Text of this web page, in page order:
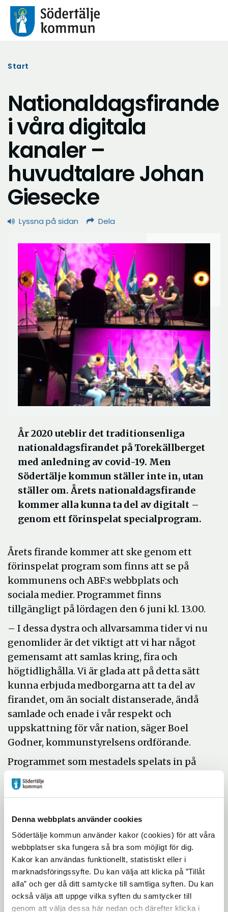
Denna webbplats använder cookies
Södertälje kommun använder kakor (cookies) för att våra
webbplatser ska fungera så bra som möjligt för dig.
Kakor kan användas funktionellt, statistiskt eller i
marknadsföringssyfte. Du kan välja att klicka på ”Tillåt
alla” och ger då ditt samtycke till samtliga syften. Du kan
också välja att uppge vilka syften du samtycker till
genom att välja dessa här nedan och därefter klicka i
Start
Nationaldagsfirande
i våra digitala
kanaler –
huvudtalare Johan
Giesecke
Lyssna på sidan Dela
År 2020 uteblir det traditionsenliga
nationaldagsfirandet på Torekällberget
med anledning av covid-19. Men
Södertälje kommun ställer inte in, utan
ställer om. Årets nationaldagsfirande
kommer alla kunna ta del av digitalt –
genom ett förinspelat specialprogram.
Årets firande kommer att ske genom ett
förinspelat program som finns att se på
kommunens och ABF:s webbplats och
sociala medier. Programmet finns
tillgängligt på lördagen den 6 juni kl. 13.00.
– I dessa dystra och allvarsamma tider vi nu
genomlider är det viktigt att vi har något
gemensamt att samlas kring, fira och
högtidlighålla. Vi är glada att på detta sätt
kunna erbjuda medborgarna att ta del av
firandet, om än socialt distanserade, ändå
samlade och enade i vår respekt och
uppskattning för vår nation, säger Boel
Godner, kommunstyrelsens ordförande.
Programmet som mestadels spelats in på
Södertälje Stadsscen kommer att bjuda på
en hel del programinslag som vi känner
tappning.
Årets nationaldagstalare är den före detta
statsepidemiologen och södertäljebon
Johan Giesecke.
Även i år delas Sankta Ragnhildsmedaljen
ut i en ceremoni vi delar med oss av under